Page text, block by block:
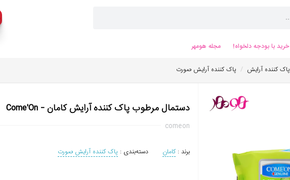
خرید با بودجه دلخواه! مجله هومهر
پاک کننده آرایش / پاک کننده آرایش صورت
دستمال مرطوب پاک کننده آرایش کامان - Come'On
comeon
برند : کامان دسته‌بندی : پاک کننده آرایش صورت